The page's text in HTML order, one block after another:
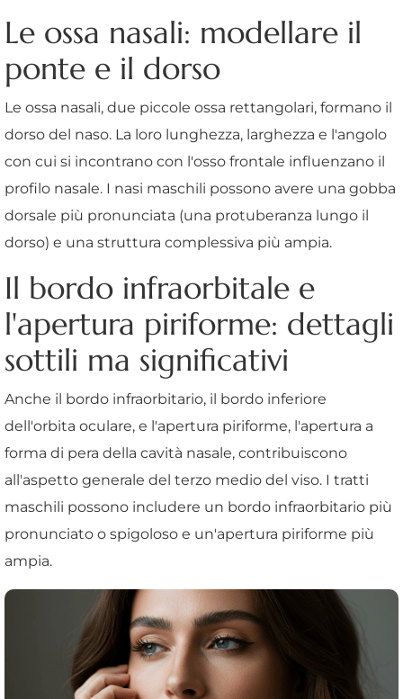
Le ossa nasali: modellare il
ponte e il dorso
Le ossa nasali, due piccole ossa rettangolari, formano il
dorso del naso. La loro lunghezza, larghezza e l'angolo
con cui si incontrano con l'osso frontale influenzano il
profilo nasale. I nasi maschili possono avere una gobba
dorsale più pronunciata (una protuberanza lungo il
dorso) e una struttura complessiva più ampia.
Il bordo infraorbitale e
l'apertura piriforme: dettagli
sottili ma significativi
Anche il bordo infraorbitario, il bordo inferiore
dell'orbita oculare, e l'apertura piriforme, l'apertura a
forma di pera della cavità nasale, contribuiscono
all'aspetto generale del terzo medio del viso. I tratti
maschili possono includere un bordo infraorbitario più
pronunciato o spigoloso e un'apertura piriforme più
ampia.